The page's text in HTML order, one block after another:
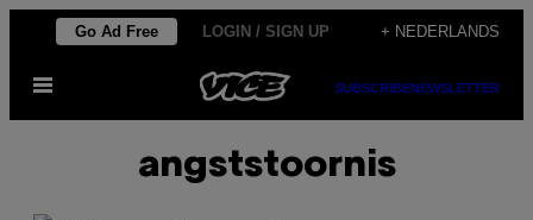
de
Go Ad Free LOGIN / SIGN UP + NEDERLANDS
Open
SUBSCRIBENEWSLETTER
angststoornis